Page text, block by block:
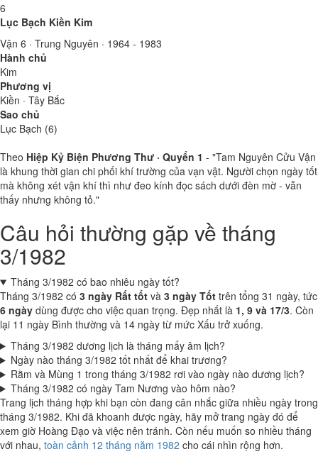
6
Lục Bạch Kiền Kim
Vận 6 · Trung Nguyên · 1964 - 1983
Hành chủ
Kim
Phương vị
Kiền · Tây Bắc
Sao chủ
Lục Bạch (6)
Theo Hiệp Kỷ Biện Phương Thư · Quyển 1 - "Tam Nguyên Cửu Vận
là khung thời gian chi phối khí trường của vạn vật. Người chọn ngày tốt
mà không xét vận khí thì như đeo kính đọc sách dưới đèn mờ - vẫn
thấy nhưng không tỏ."
Câu hỏi thường gặp về tháng
3/1982
Tháng 3/1982 có bao nhiêu ngày tốt?
Tháng 3/1982 có 3 ngày Rất tốt và 3 ngày Tốt trên tổng 31 ngày, tức
6 ngày dùng được cho việc quan trọng. Đẹp nhất là 1, 9 và 17/3. Còn
lại 11 ngày Bình thường và 14 ngày từ mức Xấu trở xuống.
Tháng 3/1982 dương lịch là tháng mấy âm lịch?
Ngày nào tháng 3/1982 tốt nhất để khai trương?
Rằm và Mùng 1 trong tháng 3/1982 rơi vào ngày nào dương lịch?
Tháng 3/1982 có ngày Tam Nương vào hôm nào?
Trang lịch tháng hợp khi bạn còn đang cân nhắc giữa nhiều ngày trong
tháng 3/1982. Khi đã khoanh được ngày, hãy mở trang ngày đó để
xem giờ Hoàng Đạo và việc nên tránh. Còn nếu muốn so nhiều tháng
với nhau, toàn cảnh 12 tháng năm 1982 cho cái nhìn rộng hơn.